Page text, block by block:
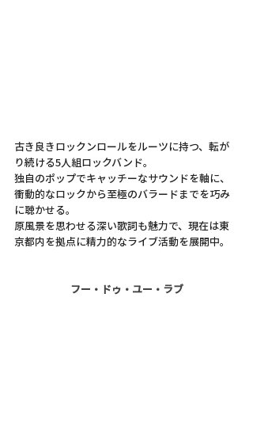
古き良きロックンロールをルーツに持つ、転が
り続ける5人組ロックバンド。
独自のポップでキャッチーなサウンドを軸に、
衝動的なロックから至極のバラードまでを巧み
に聴かせる。
原風景を思わせる深い歌詞も魅力で、現在は東
京都内を拠点に精力的なライブ活動を展開中。
フー・ドゥ・ユー・ラブ